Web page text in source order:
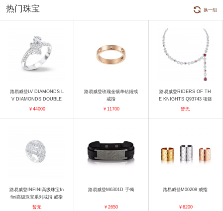
热门珠宝 换一组
路易威登LV DIAMONDS L
V DIAMONDS DOUBLE
圆形明亮式切割钻石戒指
￥44000
路易威登玫瑰金镶单钻婚戒
戒指
￥11700
路易威登RIDERS OF TH
E KNIGHTS Q93743 项链
暂无
路易威登INFINI高级珠宝In
fini高级珠宝系列戒指 戒指
暂无
路易威登M6301D 手镯
￥2650
路易威登M00208 戒指
￥6200